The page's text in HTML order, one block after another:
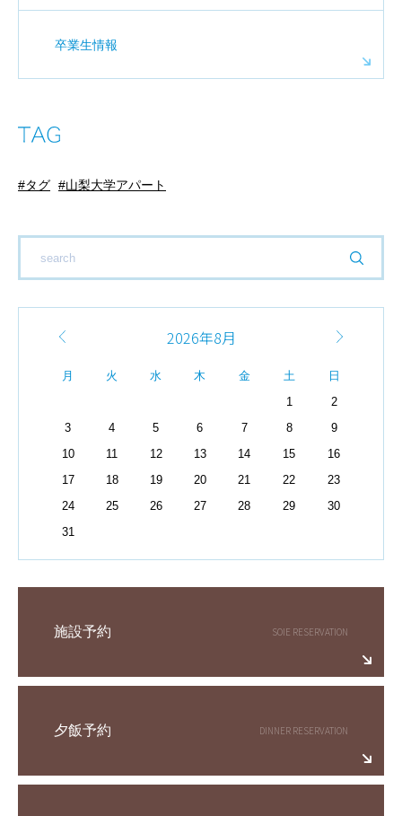
卒業生情報
タグ 山梨大学アパート
2026年8月
月 火 水 木 金 土
日
1
2
3
4 5 6 7 8
9
10
11 12 13 14 15
16
17
18 19 20 21 22
23
24
25 26 27 28 29
30
31
施設予約
夕飯予約